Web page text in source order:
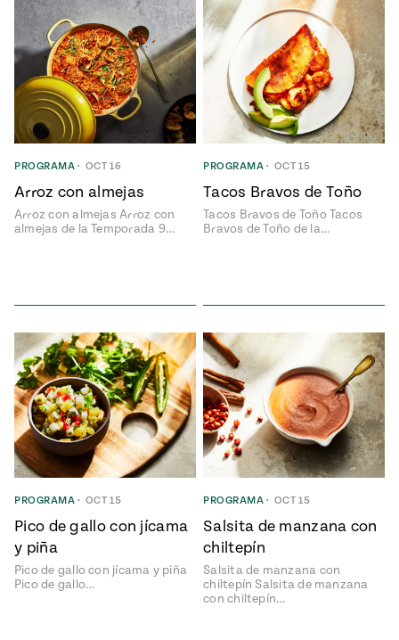
Bienvenidas
las
Cazuelas
Sopas
Pascua
Judío –
Mexicana
Kitchens
2021
Hoy!
Drink To
That
PROGRAMA • OCT 16
Arroz con almejas
Arroz con almejas Arroz con
almejas de la Temporada 9…
PROGRAMA • OCT 15
Tacos Bravos de Toño
Tacos Bravos de Toño Tacos
Bravos de Toño de la…
PROGRAMA • OCT 15
Pico de gallo con jícama
y piña
Pico de gallo con jícama y piña
Pico de gallo…
PROGRAMA • OCT 15
Salsita de manzana con
chiltepín
Salsita de manzana con
chiltepín Salsita de manzana
con chiltepín…